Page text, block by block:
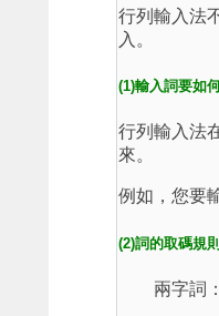
行列輸入法
入。
(1)輸入詞要如
行列輸入法
來。
例如，您要
(2)詞的取碼規則
兩字詞：